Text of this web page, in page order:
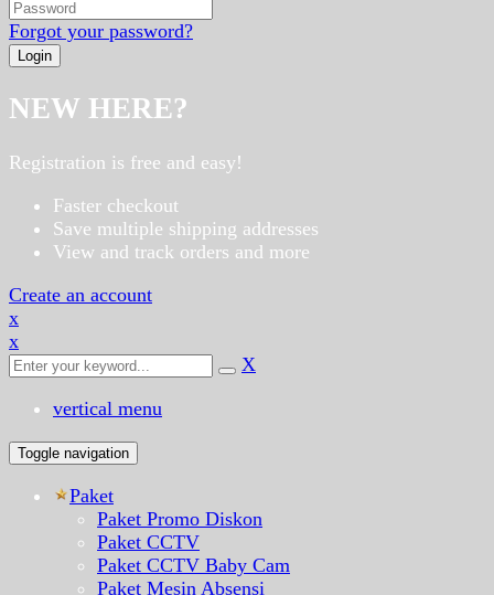
Forgot your password?
NEW HERE?
Registration is free and easy!
Faster checkout
Save multiple shipping addresses
View and track orders and more
Create an account
x
x
X
vertical menu
Toggle navigation
Paket
Paket Promo Diskon
Paket CCTV
Paket CCTV Baby Cam
Paket Mesin Absensi